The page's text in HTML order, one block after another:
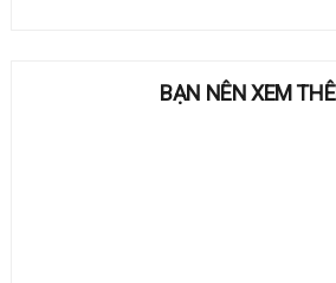
BẠN NÊN XEM